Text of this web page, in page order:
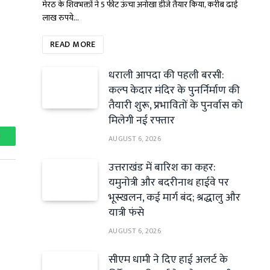
मेरठ के शिवभक्तों ने 5 फीट ऊंचा अनोखा डीजे तैयार किया, करीब ढाई
लाख रुपये…
READ MORE
धराली आपदा की पहली बरसी:
कल्प केदार मंदिर के पुनर्निर्माण की
तैयारी शुरू, प्रभावितों के पुनर्वास को
मिलेगी नई रफ्तार
AUGUST 6, 2026
उत्तराखंड में बारिश का कहर:
यमुनोत्री और बदरीनाथ हाईवे पर
भूस्खलन, कई मार्ग बंद; श्रद्धालु और
यात्री फंसे
AUGUST 6, 2026
सीएम धामी ने दिए हाई अलर्ट के